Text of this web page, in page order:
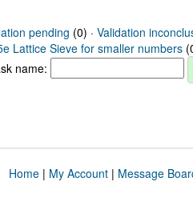
pending (0) · Validation
Lattice Sieve for smaller numbers
name:
Home| My Account| Message